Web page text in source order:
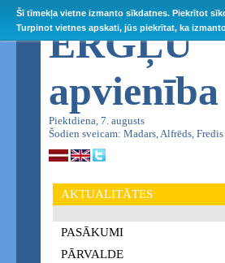
Šī tīmekļa vietne izmanto sīkdatnes. Piekrītot
Turpinot vietnes apskati, jūs piekrītat, ka
ĒRGĻU
apvienība
Piektdiena, 7. augusts
Šodien sveicam: Madars, Alfrēds, Fredis
AKTUALITĀTES
PASĀKUMI
PĀRVALDE